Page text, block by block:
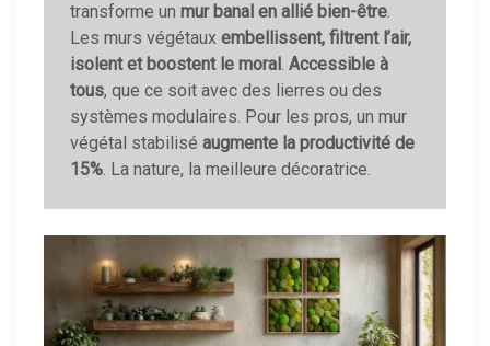
transforme un mur banal en allié bien-être.
Les murs végétaux embellissent, filtrent l’air,
isolent et boostent le moral. Accessible à
tous, que ce soit avec des lierres ou des
systèmes modulaires. Pour les pros, un mur
végétal stabilisé augmente la productivité de
15%. La nature, la meilleure décoratrice.